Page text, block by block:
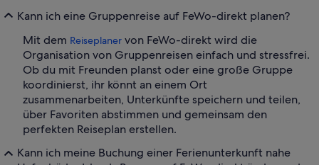
Kann ich eine Gruppenreise auf FeWo-direkt planen?
Mit dem Reiseplaner von FeWo-direkt wird die
Organisation von Gruppenreisen einfach und stressfrei.
Ob du mit Freunden planst oder eine große Gruppe
koordinierst, ihr könnt an einem Ort
zusammenarbeiten, Unterkünfte speichern und teilen,
über Favoriten abstimmen und gemeinsam den
perfekten Reiseplan erstellen.
Kann ich meine Buchung einer Ferienunterkunft nahe